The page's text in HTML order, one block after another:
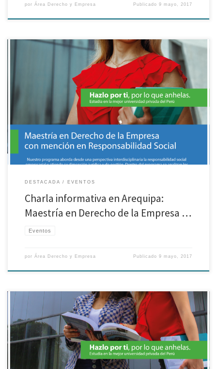
por Área Derecho y Empresa Publicado9 mayo, 2017
Los invitamos a participar de la charla informativa de la Maestría en
Derecho Empresa con mención en Responsabilidad Social en el
departamento de Arequipa a realizarse el 11 de Mayo. Ingreso libre previa
inscripción en el siguiente enlace.
DESTACADA EVENTOS
Charla informativa en Arequipa:
Maestría en Derecho de la Empresa …
Eventos
por Área Derecho y Empresa Publicado9 mayo, 2017
Los invitamos a participar de la charla informativa de la Maestría en
Derecho Empresa con mención en Responsabilidad Social en Lima a
realizarse el 1 de Junio. Ingreso libre previa inscripción en el siguiente